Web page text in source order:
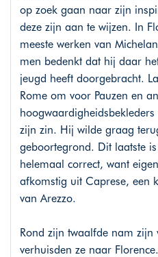
op zoek gaan naar zijn
deze zijn aan te wijzen. In
meeste werken van
men bedenkt dat hij daar
jeugd heeft doorgebracht.
Rome om voor Pauzen en
zijn zin. Hij wilde graag
geboortegrond. Dit laatste
helemaal correct, want
afkomstig uit Caprese, een
van Arezzo.
Rond zijn twaalfde nam zijn
verhuisden ze naar